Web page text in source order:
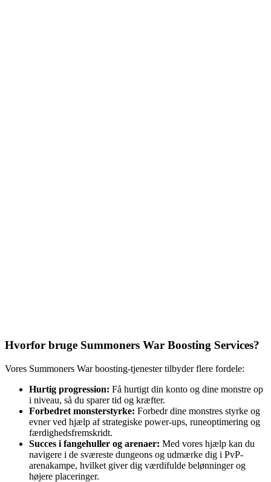
Hvorfor bruge Summoners War Boosting Services?
Vores Summoners War boosting-tjenester tilbyder flere fordele:
Hurtig progression: Få hurtigt din konto og dine monstre op
i niveau, så du sparer tid og kræfter.
Forbedret monsterstyrke: Forbedr dine monstres styrke og
evner ved hjælp af strategiske power-ups, runeoptimering og
færdighedsfremskridt.
Succes i fangehuller og arenaer: Med vores hjælp kan du
navigere i de sværeste dungeons og udmærke dig i PvP-
arenakampe, hvilket giver dig værdifulde belønninger og
højere placeringer.